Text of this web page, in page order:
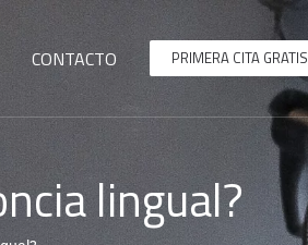
CONTACTO PRIMERA CITA GRATIS
lingual?